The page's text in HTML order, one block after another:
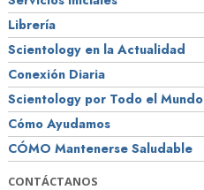
Librería
Scientology en la Actualidad
Conexión Diaria
Scientology por Todo el Mundo
Cómo Ayudamos
CÓMO Mantenerse Saludable
CONTÁCTANOS